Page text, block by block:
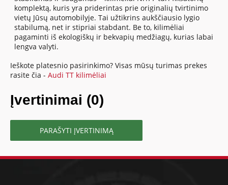
komplektą, kuris yra priderintas prie originalių tvirtinimo
vietų Jūsų automobilyje. Tai užtikrins aukščiausio lygio
stabilumą, net ir stipriai stabdant. Be to, kilimėliai
pagaminti iš ekologiškų ir bekvapių medžiagų, kurias labai
lengva valyti.
Ieškote platesnio pasirinkimo? Visas mūsų turimas prekes
rasite čia -Audi TT kilimėliai
Įvertinimai (0)
PARAŠYTI ĮVERTINIMĄ